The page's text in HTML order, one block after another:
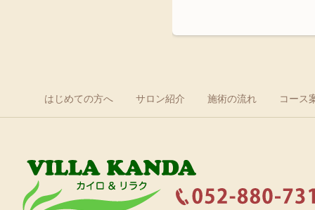
はじめての方へ サロン紹介 施術の流れ コース